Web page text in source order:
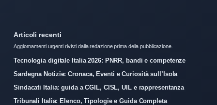
Articoli recenti
Aggiornamenti urgenti rivisti dalla redazione prima della pubblicazione.
Tecnologia digitale Italia 2026: PNRR, bandi e competenze
Sardegna Notizie: Cronaca, Eventi e Curiosità sull’Isola
Sindacati Italia: guida a CGIL, CISL, UIL e rappresentanza
Tribunali Italia: Elenco, Tipologie e Guida Completa